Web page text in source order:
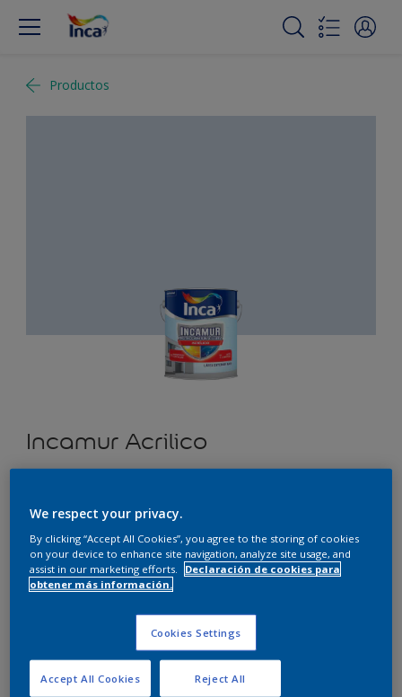
Productos
Incamur Acrilico
Tamaño
Calculadora de pintura
Calcular
We respect your privacy.
By clicking “Accept All Cookies”, you agree to the storing of cookies
on your device to enhance site navigation, analyze site usage, and
assist in our marketing efforts.
Declaración de cookies para
obtener más información.
Cookies Settings
Reject All
Accept All Cookies